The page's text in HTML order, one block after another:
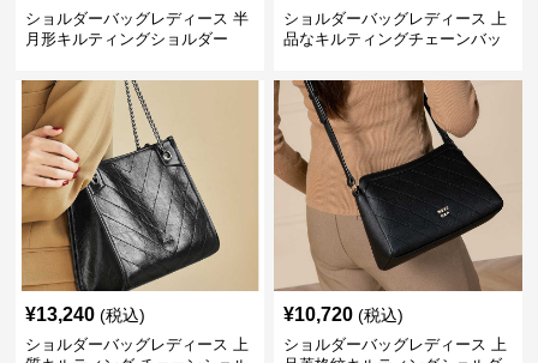
ショルダーバッグレディース 半
月形キルティングショルダー
ショルダーバッグレディース 上
品なキルティングチェーンバッ
¥13,240 (税込)
ショルダーバッグレディース 上
¥10,720 (税込)
ショルダーバッグレディース 上